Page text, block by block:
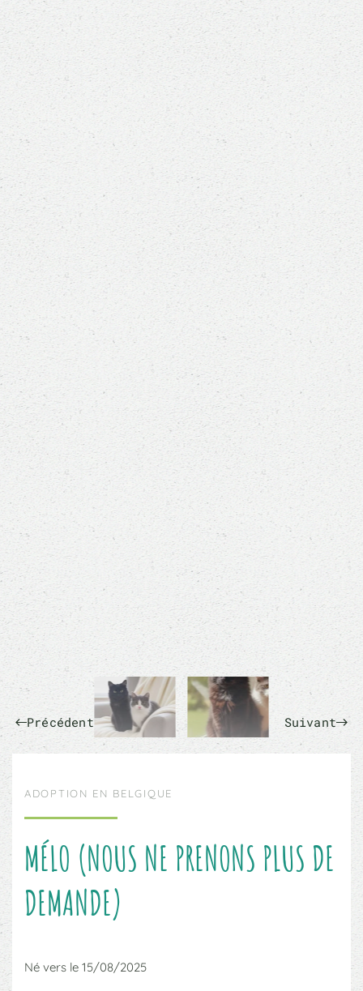
Précédent Suivant
ADOPTION EN BELGIQUE
MÉLO (NOUS NE PRENONS PLUS DE
DEMANDE)
Né vers le 15/08/2025